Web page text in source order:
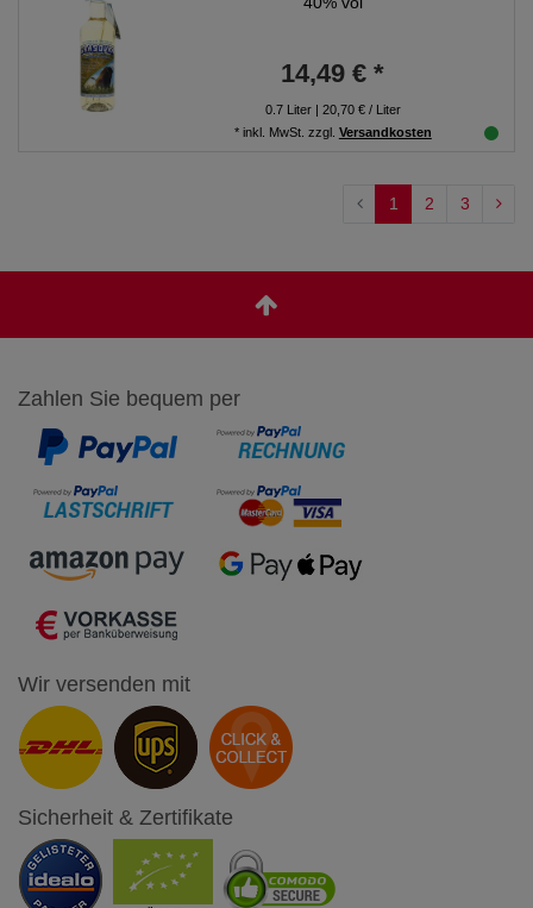
14,49 € *
0.7Liter| 20,70 € / Liter
* inkl. MwSt. zzgl. Versandkosten
1 2 3
Zahlen Sie bequem per
Wir versenden mit
Sicherheit & Zertifikate